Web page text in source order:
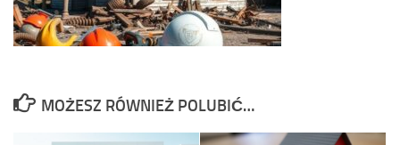
MOŻESZ RÓWNIEŻ POLUBIĆ…